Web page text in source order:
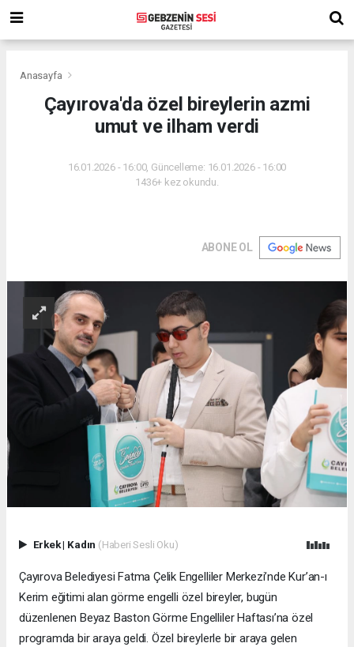
Anasayfa
Çayırova'da özel bireylerin azmi
umut ve ilham verdi
16.01.2026 - 16:00, Güncelleme: 16.01.2026 - 16:00
1436+ kez okundu.
ABONE OL
Erkek| Kadın (Haberi Sesli Oku)
Çayırova Belediyesi Fatma Çelik Engelliler Merkezi’nde Kur’an-ı
Kerim eğitimi alan görme engelli özel bireyler, bugün
düzenlenen Beyaz Baston Görme Engelliler Haftası’na özel
programda bir araya geldi. Özel bireylerle bir araya gelen